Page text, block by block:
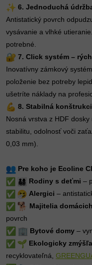
6. Jednoduchá
Antistatický povrch
vysávanie a vlhké
potrebné.
7. Click systém –
Inovatívny zámkový
položenie bez potreby
ušetríte náklady na
8. Stabilná
Nosná vrstva z HDF
stabilitu, odolnosť voči
0,03 mm).
Pre koho je Ecoline
Rodiny s deťmi –
Alergici –
Majitelia
povrch
Bytové domy –
Ekologicky
recyklovateľná,